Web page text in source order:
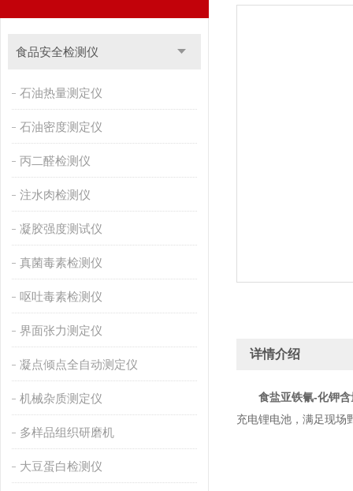
食品安全检测仪
石油热量测定仪
石油密度测定仪
丙二醛检测仪
注水肉检测仪
凝胶强度测试仪
真菌毒素检测仪
呕吐毒素检测仪
界面张力测定仪
凝点倾点全自动测定仪
机械杂质测定仪
多样品组织研磨机
大豆蛋白检测仪
详情介绍
食盐亚铁氰-化钾
充电锂电池，满足现场